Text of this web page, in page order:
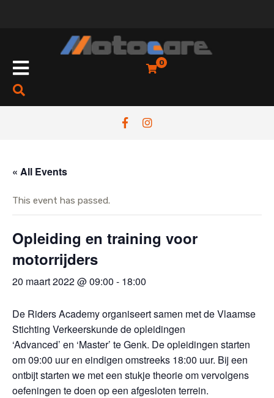
Open
0
« All Events
This event has passed.
Opleiding en training voor
motorrijders
20 maart 2022 @ 09:00 - 18:00
De Riders Academy organiseert samen met de Vlaamse
Stichting Verkeerskunde de opleidingen
‘Advanced’ en ‘Master’ te Genk. De opleidingen starten
om 09:00 uur en eindigen omstreeks 18:00 uur. Bij een
ontbijt starten we met een stukje theorie om vervolgens
oefeningen te doen op een afgesloten terrein.